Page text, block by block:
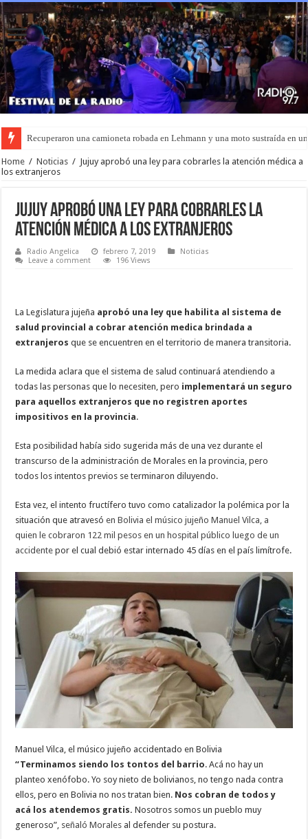
Recuperaron una camioneta robada en Lehmann y una moto sustraída en
Home / Noticias / Jujuy aprobó una ley para cobrarles la atención médica a
los extranjeros
Jujuy aprobó una ley para cobrarles la
atención médica a los extranjeros
Radio Angelica febrero 7, 2019
Noticias
Leave a comment
196 Views
La Legislatura jujeña aprobó una ley que habilita al sistema de
salud provincial a cobrar atención medica brindada a
extranjerosque se encuentren en el territorio de manera transitoria.
La medida aclara que el sistema de salud continuará atendiendo a
todas las personas que lo necesiten, pero implementará un seguro
para aquellos extranjeros que no registren aportes
impositivos en la provincia.
Esta posibilidad había sido sugerida más de una vez durante el
transcurso de la administración de Morales en la provincia, pero
todos los intentos previos se terminaron diluyendo.
Esta vez, el intento fructífero tuvo como catalizador la polémica por la
situación que atravesóen Bolivia el músico jujeño Manuel Vilca, a
quien le cobraron 122 mil pesos en un hospital público luego de un
accidente por el cual debió estar internado 45 días en el país limítrofe.
Manuel Vilca, el músico jujeño accidentado en Bolivia
“Terminamos siendo los tontos del barrio. Acá no hay un
planteo xenófobo. Yo soy nieto de bolivianos, no tengo nada contra
ellos, pero en Bolivia no nos tratan bien. Nos cobran de todos y
acá los atendemos gratis. Nosotros somos un pueblo muy
generoso”, señaló Morales al defender su postura.